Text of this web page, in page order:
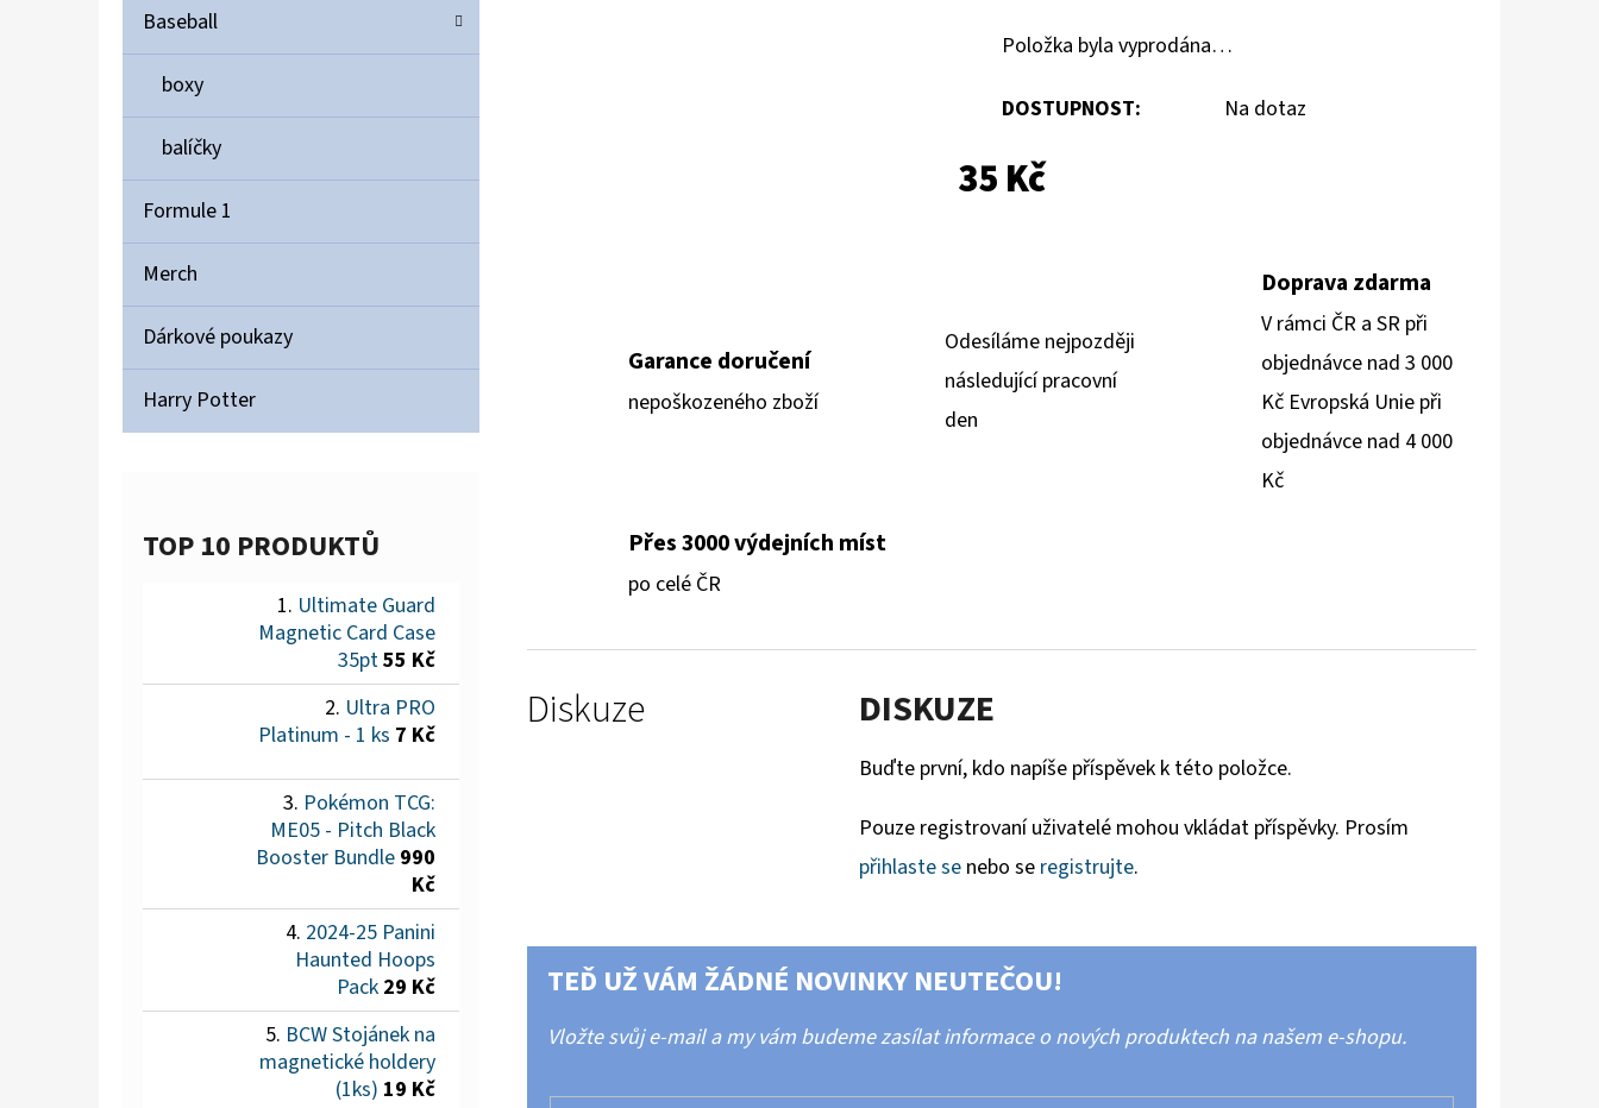
Baseball
boxy
balíčky
Formule 1
Merch
Dárkové poukazy
Harry Potter
TOP 10 PRODUKTŮ
Ultimate Guard
Magnetic Card Case
35pt55 Kč
Ultra PRO
Platinum - 1 ks 7 Kč
Pokémon TCG:
ME05 - Pitch Black
Booster Bundle 990
Kč
2024-25 Panini
Haunted Hoops
Pack 29 Kč
BCW Stojánek na
magnetické holdery
(1ks) 19 Kč
Položka byla vyprodána…
DOSTUPNOST: Na dotaz
35 Kč
Garance doručení
nepoškozeného zboží
Odesíláme nejpozději
následující pracovní
den
Doprava zdarma
V rámci ČR a SR při
objednávce nad 3 000
Kč Evropská Unie při
objednávce nad 4 000
Kč
Přes 3000 výdejních míst
po celé ČR
Diskuze DISKUZE
Buďte první, kdo napíše příspěvek k této položce.
Pouze registrovaní uživatelé mohou vkládat příspěvky. Prosím
přihlaste se nebo se registrujte.
TEĎ UŽ VÁM ŽÁDNÉ NOVINKY NEUTEČOU!
Vložte svůj e-mail a my vám budeme zasílat informace o nových produktech na našem e-shopu.